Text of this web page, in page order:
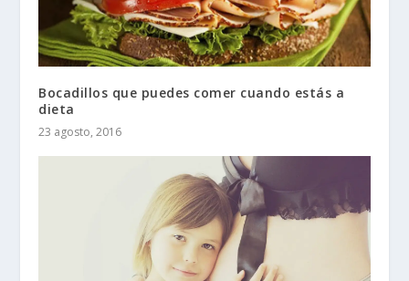
Bocadillos que puedes comer cuando estás a
dieta
23 agosto, 2016